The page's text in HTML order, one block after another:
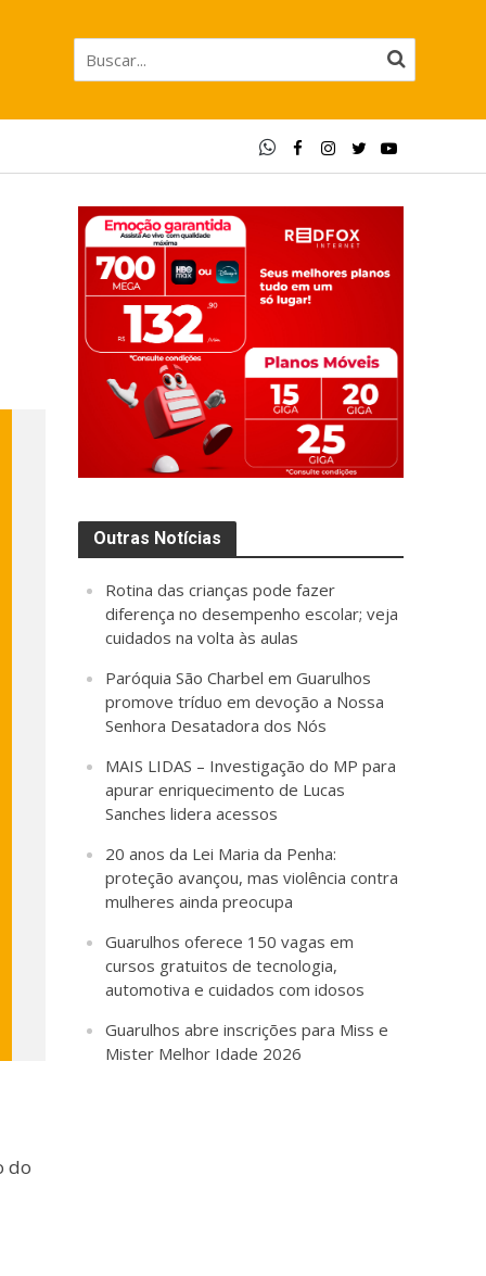
do
Outras Notícias
Rotina das crianças pode fazer
diferença no desempenho escolar; veja
cuidados na volta às aulas
Paróquia São Charbel em Guarulhos
promove tríduo em devoção a Nossa
Senhora Desatadora dos Nós
MAIS LIDAS – Investigação do MP para
apurar enriquecimento de Lucas
Sanches lidera acessos
20 anos da Lei Maria da Penha:
proteção avançou, mas violência contra
mulheres ainda preocupa
Guarulhos oferece 150 vagas em
cursos gratuitos de tecnologia,
automotiva e cuidados com idosos
Guarulhos abre inscrições para Miss e
Mister Melhor Idade 2026